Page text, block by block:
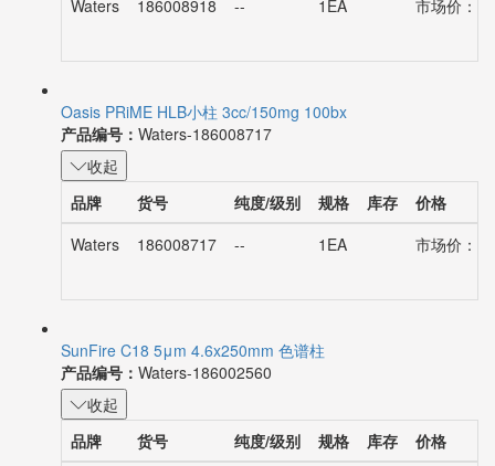
Waters
186008918 -- 1EA 市场价：
Oasis PRiME HLB小柱 3cc/150mg 100bx
产品编号： Waters-186008717
收起
品牌
货号 纯度/级别 规格 库存
价格
Waters
186008717 -- 1EA 市场价：
SunFire C18 5μm 4.6x250mm 色谱柱
产品编号： Waters-186002560
收起
品牌
货号 纯度/级别 规格 库存
价格